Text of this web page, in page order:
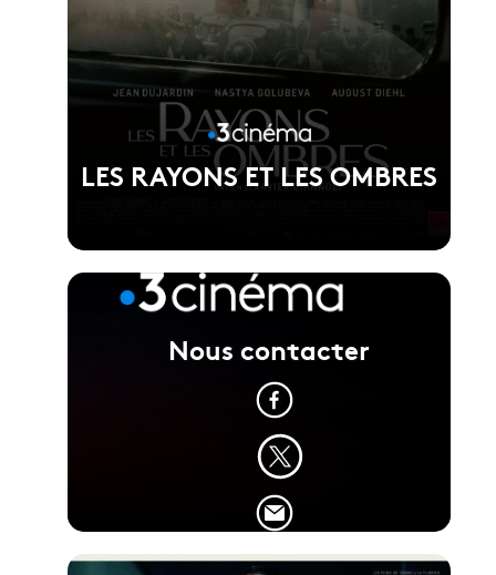
LES RAYONS ET LES OMBRES
Réalisé par Xavier Giannoli
Voir la fiche du film
Nous contacter